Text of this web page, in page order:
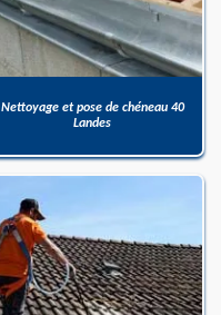
Nettoyage et pose de chéneau 40
Landes